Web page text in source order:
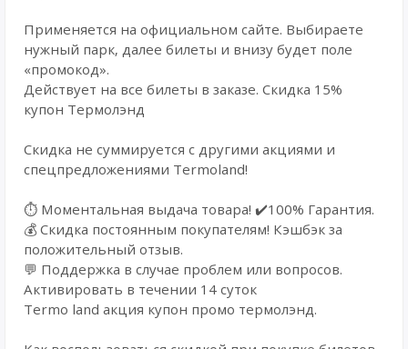
Применяется на официальном сайте. Выбираете
нужный парк, далее билеты и внизу будет поле
«промокод».
Действует на все билеты в заказе. Скидка 15%
купон Термолэнд
Cкидкa нe cуммируется c дpугими акциями и
cпецпредложeниями Тermоland!
⏱️ Моментальная выдача товара! ✔️100% Гарантия.
💰 Cкидка постоянным покупателям! Кэшбэк за
положительный отзыв.
💬 Поддержка в случае проблем или вопросов.
Активировать в течении 14 суток
Termo land акция купон промо термолэнд.